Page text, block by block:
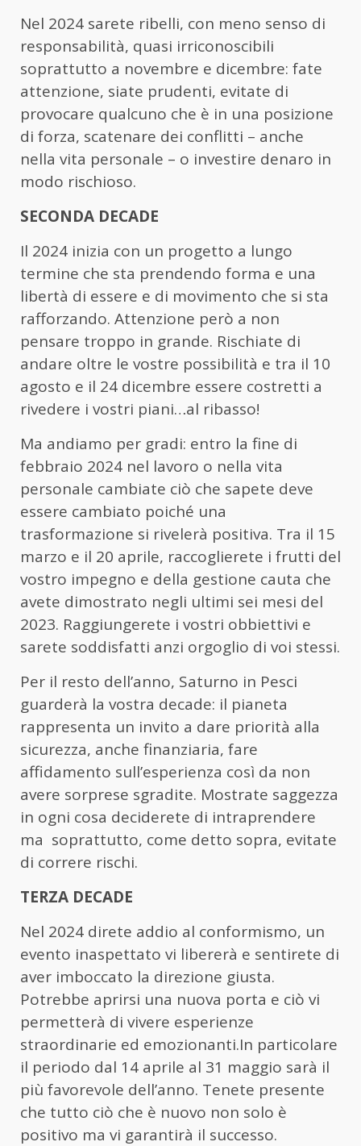
Nel 2024 sarete ribelli, con meno senso di
responsabilità, quasi irriconoscibili
soprattutto a novembre e dicembre: fate
attenzione, siate prudenti, evitate di
provocare qualcuno che è in una posizione
di forza, scatenare dei conflitti – anche
nella vita personale – o investire denaro in
modo rischioso.
SECONDA DECADE
Il 2024 inizia con un progetto a lungo
termine che sta prendendo forma e una
libertà di essere e di movimento che si sta
rafforzando. Attenzione però a non
pensare troppo in grande. Rischiate di
andare oltre le vostre possibilità e tra il 10
agosto e il 24 dicembre essere costretti a
rivedere i vostri piani…al ribasso!
Ma andiamo per gradi: entro la fine di
febbraio 2024 nel lavoro o nella vita
personale cambiate ciò che sapete deve
essere cambiato poiché una
trasformazione si rivelerà positiva. Tra il 15
marzo e il 20 aprile, raccoglierete i frutti del
vostro impegno e della gestione cauta che
avete dimostrato negli ultimi sei mesi del
2023. Raggiungerete i vostri obbiettivi e
sarete soddisfatti anzi orgoglio di voi stessi.
Per il resto dell’anno, Saturno in Pesci
guarderà la vostra decade: il pianeta
rappresenta un invito a dare priorità alla
sicurezza, anche finanziaria, fare
affidamento sull’esperienza così da non
avere sorprese sgradite. Mostrate saggezza
in ogni cosa deciderete di intraprendere
ma soprattutto, come detto sopra, evitate
di correre rischi.
TERZA DECADE
Nel 2024 direte addio al conformismo, un
evento inaspettato vi libererà e sentirete di
aver imboccato la direzione giusta.
Potrebbe aprirsi una nuova porta e ciò vi
permetterà di vivere esperienze
straordinarie ed emozionanti.In particolare
il periodo dal 14 aprile al 31 maggio sarà il
più favorevole dell’anno. Tenete presente
che tutto ciò che è nuovo non solo è
positivo ma vi garantirà il successo.